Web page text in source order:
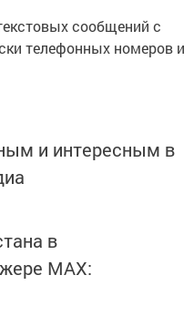
сообщений с
телефонных номеров и
и интересным в
в
MАХ: